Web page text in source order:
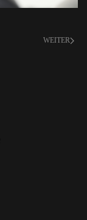
WEITER